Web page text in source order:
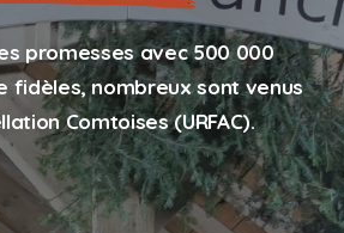
promesses avec 500 000
fidèles, nombreux sont venus
Comtoises (URFAC).